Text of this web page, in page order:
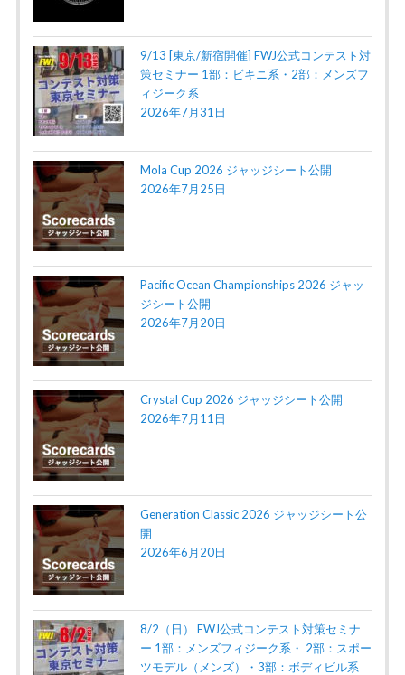
9/13 [東京/新宿開催] FWJ公式コンテスト対
策セミナー 1部：ビキニ系・2部：メンズフ
ィジーク系
2026年7月31日
Mola Cup 2026 ジャッジシート公開
2026年7月25日
Pacific Ocean Championships 2026 ジャッ
ジシート公開
2026年7月20日
Crystal Cup 2026 ジャッジシート公開
2026年7月11日
Generation Classic 2026 ジャッジシート公
開
2026年6月20日
8/2（日） FWJ公式コンテスト対策セミナ
ー 1部：メンズフィジーク系・ 2部：スポー
ツモデル（メンズ）・3部：ボディビル系